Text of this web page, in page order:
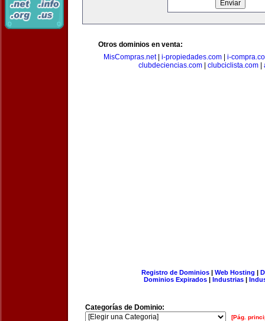
Otros dominios en venta:
MisCompras.net| i-propiedades.com| i-
clubdeciencias.com
clubciclista.com
Registro de Dominios| Web Hosting |
Dominios Expirados | Industrias |
Categorías de Dominio:
[Pág.